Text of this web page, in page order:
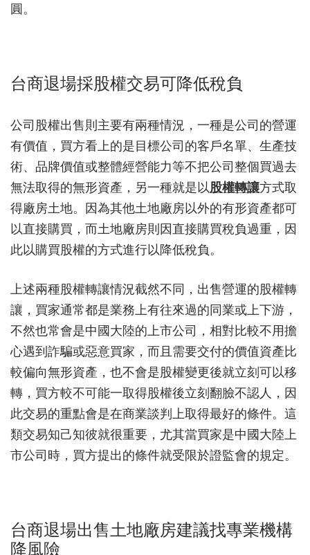
圓。
台商退場採股權交易可降低稅負
公司股權出售則主要有兩種情況，一種是公司的營運
有價值，買方看上的是目標公司的客戶名單、生產技
術、品牌價值或整體經營能力等不把公司整個買過去
無法取得的無形資產，另一種就是以股權轉讓方式取
得廠房土地。因為其他土地廠房以外的有形資產都可
以直接購買，而土地廠房則因直接購買稅負過重，因
此以購買股權的方式進行以降低稅負。
上述兩種股權轉讓情況截然不同，出售營運的股權轉
讓，買家通常都是業務上有往來過的同業或上下游，
不然也常會是中國大陸的上市公司，相對比較不用擔
心遇到詐騙或惡意買家，而且需要交付的價值資產比
較偏向無形資產，也不會是股權變更後就立刻可以移
轉，買方較不可能一取得股權後立刻翻臉不認人，因
此交易的重點會是在商業談判上取得最好的條件。這
類交易知己知彼就很重要，尤其當買家是中國大陸上
市公司時，買方提出的條件就受限於證監會的規定。
台商退場出售土地廠房建議找專業機構
降風險